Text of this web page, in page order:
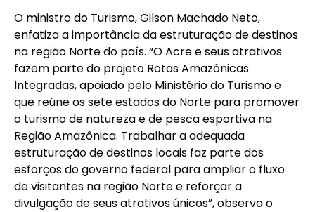
O ministro do Turismo, Gilson Machado Neto,
enfatiza a importância da estruturação de destinos
na região Norte do país. “O Acre e seus atrativos
fazem parte do projeto Rotas Amazônicas
Integradas, apoiado pelo Ministério do Turismo e
que reúne os sete estados do Norte para promover
o turismo de natureza e de pesca esportiva na
Região Amazônica. Trabalhar a adequada
estruturação de destinos locais faz parte dos
esforços do governo federal para ampliar o fluxo
de visitantes na região Norte e reforçar a
divulgação de seus atrativos únicos”, observa o